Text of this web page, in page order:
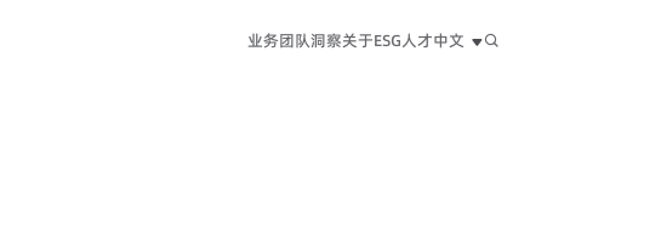
业务团队洞察关于ESG人才中文